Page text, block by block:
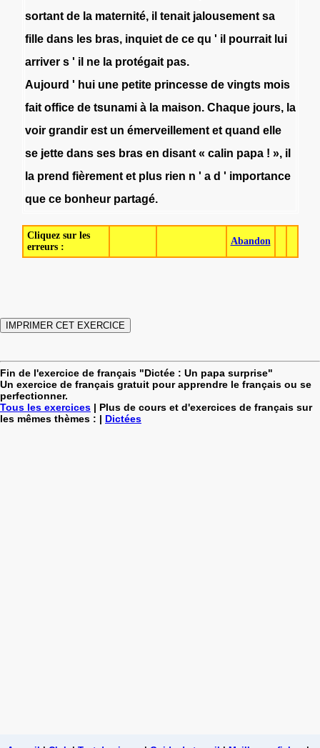
sortant de la maternité, il tenait jalousement sa
fille dans les bras, inquiet de ce qu ' il pourrait lui
arriver s ' il ne la protégait pas.
Aujourd ' hui une petite princesse de vingts mois
fait office de tsunami à la maison. Chaque jours, la
voir grandir est un émerveillement et quand elle
se jette dans ses bras en disant « calin papa ! », il
la prend fièrement et plus rien n ' a d ' importance
que ce bonheur partagé.
Cliquez sur les
erreurs :
Abandon
Fin de l'exercice de français "Dictée : Un papa surprise"
Un exercice de français gratuit pour apprendre le français ou se
perfectionner.
Tous les exercices | Plus de cours et d'exercices de français sur
les mêmes thèmes : | Dictées